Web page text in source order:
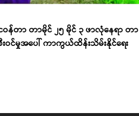
န်တာ တာမိုင် ၂၅ မိုင် ၃ ဖာလုံနေရာ တာ
င်မှုအပေါ် ကာကွယ်ထိန်းသိမ်းနိုင်ရေး